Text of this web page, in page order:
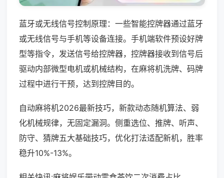
蓝牙或无线信号控制原理：一些智能控牌器通过蓝牙
或无线信号与手机等设备连接。手机端软件预设好牌
型等指令，发送信号给控牌器，控牌器接收到信号后
驱动内部微型电机或机械结构，在麻将机洗牌、码牌
过程中进行干预，达到控牌目的。
自动麻将机2026最新技巧，新款动态随机算法、弱
化机械规律，无固定漏洞。侧重选位、推牌、听声、
防守、猜牌五大基础技巧，优化打法适配新机，胜率
稳升10%-13%。